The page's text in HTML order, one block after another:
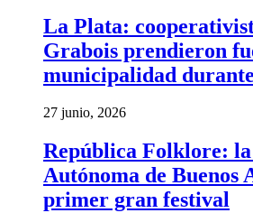
La Plata:
Grabois prendieron
municipalidad
27 junio, 2026
República Folklore:
Autónoma de Buenos
primer gran festival